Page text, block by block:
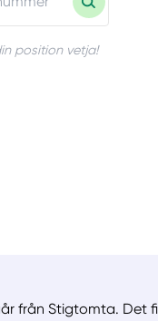
position vetja!
från Stigtomta.